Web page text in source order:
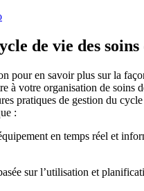
de vie des soins
pour en savoir plus sur la
à votre organisation de soins
pratiques de gestion du
:
en temps réel et
sur l’utilisation et